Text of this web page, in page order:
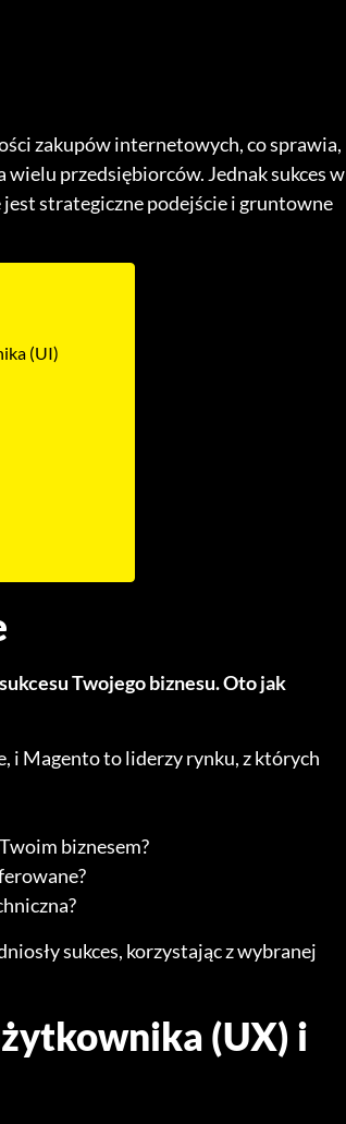
zakupów internetowych, co sprawia,
wielu przedsiębiorców. Jednak sukces w
strategiczne podejście i gruntowne
(UI)
Twojego biznesu. Oto jak
i Magento to liderzy rynku, z których
biznesem?
sukces, korzystając z wybranej
(UX) i